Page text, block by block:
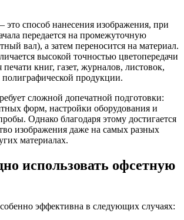
это способ нанесения изображения, при
передается на промежуточную
вал), а затем переносится на материал.
высокой точностью цветопередачи
печати книг, газет, журналов, листовок,
полиграфической продукции.
сложной допечатной подготовки:
форм, настройки оборудования и
Однако благодаря этому достигается
изображения даже на самых разных
материалах.
использовать офсетную
эффективна в следующих случаях: